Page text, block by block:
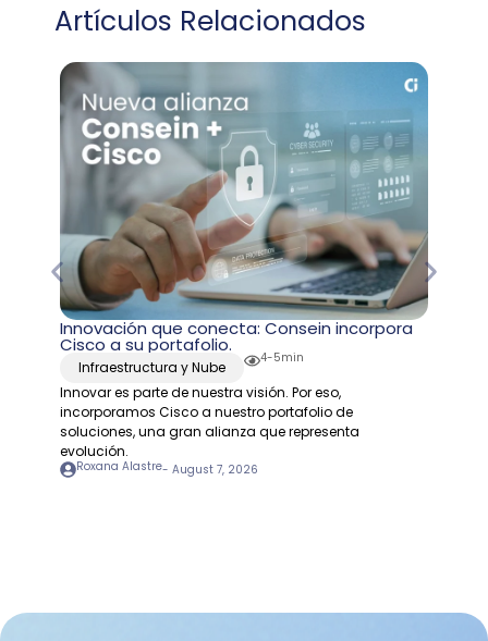
Artículos Relacionados
Innovación que conecta: Consein incorpora
Cisco a su portafolio.
Infraestructura y Nube
4-5min
Innovar es parte de nuestra visión. Por eso,
incorporamos Cisco a nuestro portafolio de
soluciones, una gran alianza que representa
evolución.
Roxana Alastre- August 7, 2026